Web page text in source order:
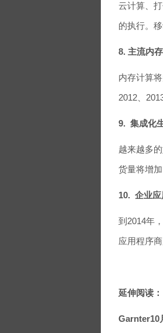
云计算、
的执行。
8. 主流内
内存计算
2012、
9. 集成化
越来越多
货量将增
10. 企业
到2014年
应用程序
延伸阅读：
Garnter10